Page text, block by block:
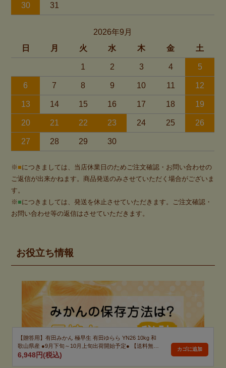
【贈答用】有田みかん 極早生 有田ゆらら YN26 10kg 和
歌山県産 ●9月下旬～10月上旬出荷開始予定● 【送料無料
(北海道・沖縄を除く)】
6,948円(税込)
30 31
2026年9月
日
月 火 水 木 金 土
1 2 3 4 5
6 7 8 9 10 11 12
13 14 15 16 17 18 19
20 21 22 23 24 25 26
27 28 29 30
※■につきましては、当店休業日のためご注文確認・お問い合わせの
ご返信が出来かねます。商品発送のみさせていただく場合がございま
す。
※ ■につきましては、発送を休止させていただきます。ご注文確認・
お問い合わせ等の返信はさせていただきます。
お役立ち情報